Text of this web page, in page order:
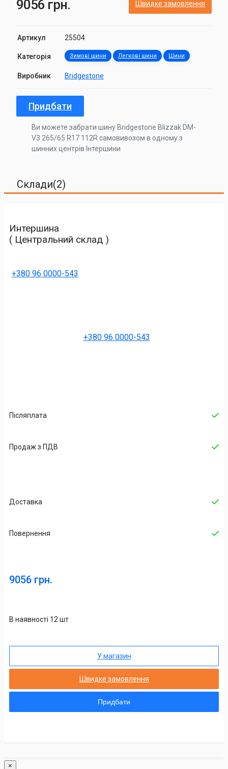
9056 грн. Швидке замовлення
Артикул 25504
Категорія Зимові шини Легкові шини Шини
Виробник Bridgestone
Придбати
Ви можете забрати шину Bridgestone Blizzak DM-
V3 265/65 R17 112R самовивозом в одному з
шинних центрів Інтершини
Склади(2)
Интершина
( Центральний склад )
+380 96 0000-543
+380 96 0000-543
Післяплата
Продаж з ПДВ
Доставка
Повернення
9056 грн.
В наявності 12 шт
У магазин
Швидке замовлення
Придбати
×